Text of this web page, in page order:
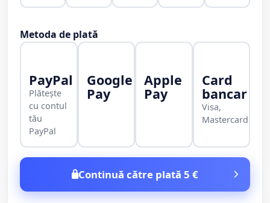
Metoda de plată
PayPal
Plătește
cu contul
tău
PayPal
Google
Pay
Apple
Pay
Card
bancar
Visa,
Mastercard
Continuă către plată 5 €